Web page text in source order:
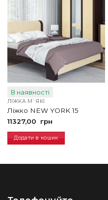
В наявності
ЛІЖКА М`ЯКІ
Ліжко NEW YORK 15
11327,00
грн
Додати в кошик